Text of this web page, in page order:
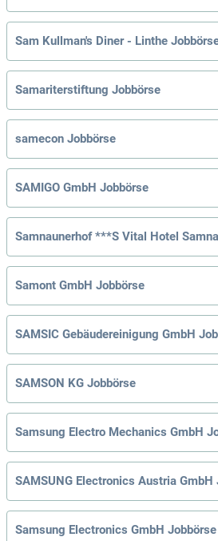
Sam Kullman's Diner - Linthe
Samariterstiftung Jobbörse
samecon Jobbörse
SAMIGO GmbH Jobbörse
Samnaunerhof ***S Vital Hotel
Samont GmbH Jobbörse
SAMSIC Gebäudereinigung GmbH
SAMSON KG Jobbörse
Samsung Electro Mechanics GmbH
SAMSUNG Electronics Austria GmbH
Samsung Electronics GmbH Jobbörse